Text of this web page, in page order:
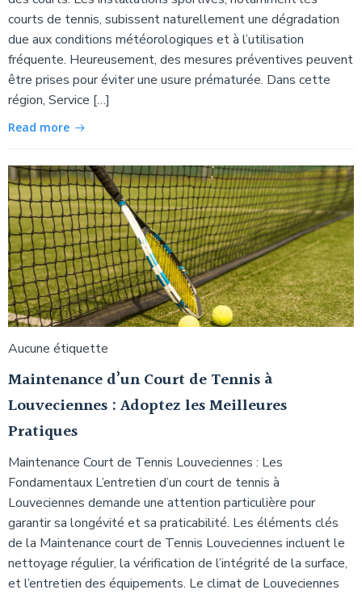
courts de tennis, subissent naturellement une dégradation
due aux conditions météorologiques et à l’utilisation
fréquente. Heureusement, des mesures préventives peuvent
être prises pour éviter une usure prématurée. Dans cette
région, Service […]
Read more
Aucune étiquette
Maintenance d’un Court de Tennis à
Louveciennes : Adoptez les Meilleures
Pratiques
Maintenance Court de Tennis Louveciennes : Les
Fondamentaux L’entretien d’un court de tennis à
Louveciennes demande une attention particulière pour
garantir sa longévité et sa praticabilité. Les éléments clés
de la Maintenance court de Tennis Louveciennes incluent le
nettoyage régulier, la vérification de l’intégrité de la surface,
et l’entretien des équipements. Le climat de Louveciennes